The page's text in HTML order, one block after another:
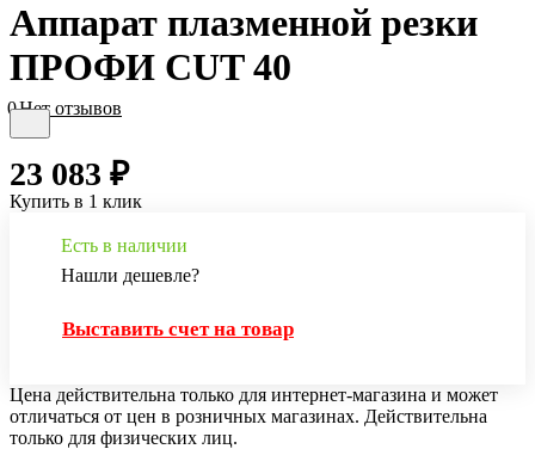
Аппарат плазменной резки
ПРОФИ CUT 40
0Нет отзывов
23 083 ₽
Купить в 1 клик
Есть в наличии
Нашли дешевле?
Выставить счет на товар
Цена действительна только для интернет-магазина и может
отличаться от цен в розничных магазинах. Действительна
только для физических лиц.